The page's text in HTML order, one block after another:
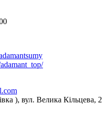
), вул. Велика Кільцева, 2